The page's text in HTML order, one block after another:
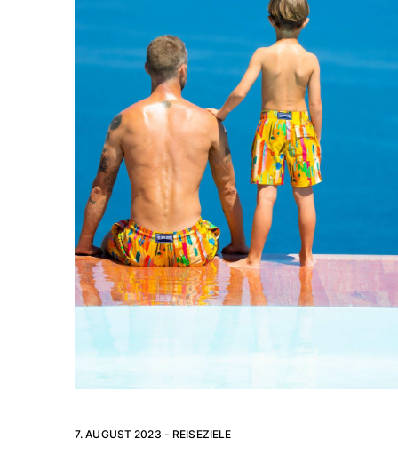
Beutel
Alle Beutel anzeigen
Flip Flops
Loafer
Beachwear-Schuhe
Alle Schuhe anzeigen
Outdoor
Alle Outdoor anzeigen
Socken
Strandspiele
7. AUGUST 2023 - REISEZIELE